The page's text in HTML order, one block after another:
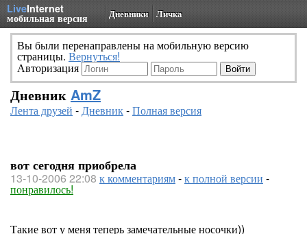
LiveInternet
мобильная версия Дневники Личка
Вы были перенаправлены на мобильную версию
страницы. Вернуться!
Авторизация
Дневник AmZ
Лента друзей -Дневник-Полная версия
вот сегодня приобрела
13-10-2006 22:08 к комментариям-к полной версии -
понравилось!
Такие вот у меня теперь замечательные носочки))